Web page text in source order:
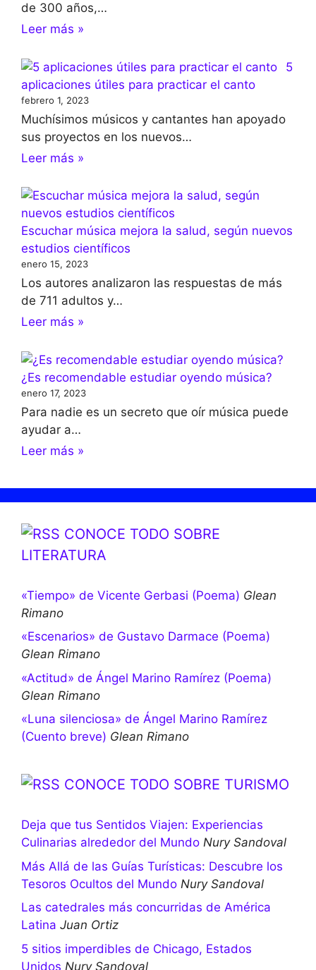
de 300 años,…
Leer más »
5
aplicaciones útiles para practicar el canto
febrero 1, 2023
Muchísimos músicos y cantantes han apoyado
sus proyectos en los nuevos…
Leer más »
Escuchar música mejora la salud, según nuevos
estudios científicos
enero 15, 2023
Los autores analizaron las respuestas de más
de 711 adultos y…
Leer más »
¿Es recomendable estudiar oyendo música?
enero 17, 2023
Para nadie es un secreto que oír música puede
ayudar a…
Leer más »
CONOCE TODO SOBRE
LITERATURA
«Tiempo» de Vicente Gerbasi (Poema) Glean
Rimano
«Escenarios» de Gustavo Darmace (Poema)
Glean Rimano
«Actitud» de Ángel Marino Ramírez (Poema)
Glean Rimano
«Luna silenciosa» de Ángel Marino Ramírez
(Cuento breve) Glean Rimano
CONOCE TODO SOBRE TURISMO
Deja que tus Sentidos Viajen: Experiencias
Culinarias alrededor del Mundo Nury Sandoval
Más Allá de las Guías Turísticas: Descubre los
Tesoros Ocultos del Mundo Nury Sandoval
Las catedrales más concurridas de América
Latina Juan Ortiz
5 sitios imperdibles de Chicago, Estados
Unidos Nury Sandoval